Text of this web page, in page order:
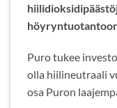
Puro tukee
olla hiilineutraali
osa Puron